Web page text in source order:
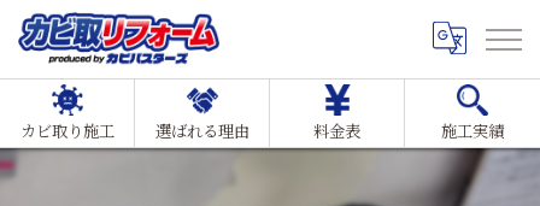
カビ取り施工 選ばれる理由 料金表 施工実績